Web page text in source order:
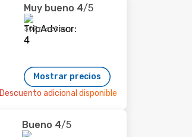
Muy bueno 4/5
307 reseñas
Mostrar precios
Descuento adicional disponible
Bueno 4/5